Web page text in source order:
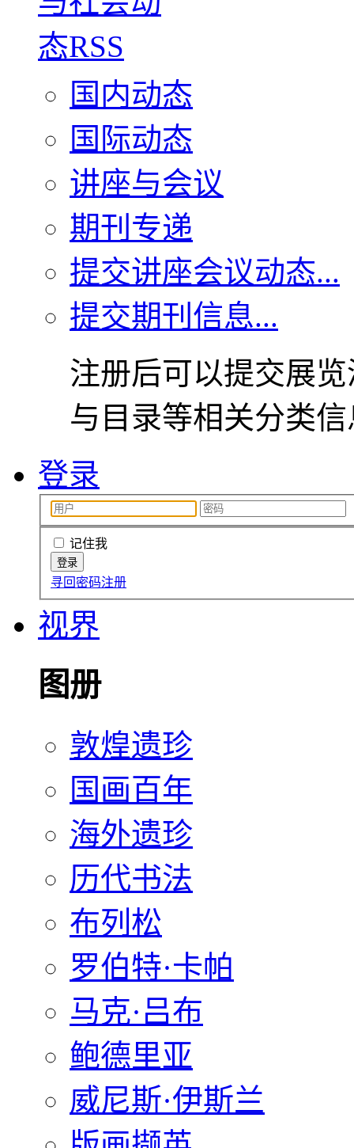
国内动态
国际动态
讲座与会议
期刊专递
提交讲座会议动态...
提交期刊信息...
注册后可以提交展
与目录等相关分类
登录
记住我
寻回密码注册
视界
图册
敦煌遗珍
国画百年
海外遗珍
历代书法
布列松
罗伯特·卡帕
马克·吕布
鲍德里亚
威尼斯·伊斯兰